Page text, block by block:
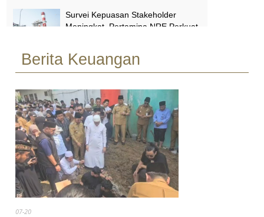
Survei Kepuasan Stakeholder
Meningkat, Pertamina NRE Perkuat
08-07
Pimpinan Komisi X Minta Makalah
MBG yang Catut Prabowo Diusut
08-07
Berita Keuangan
07-20